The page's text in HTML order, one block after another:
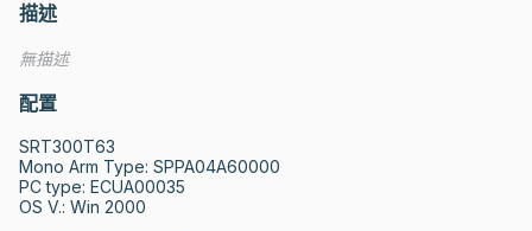
描述
無描述
配置
SRT300T63
Mono Arm Type: SPPA04A60000
PC type: ECUA00035
OS V.: Win 2000